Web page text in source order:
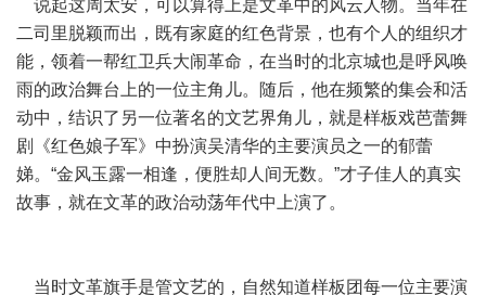
说起这周太安，可以算得上是文革中的风云人物。当年在
二司里脱颖而出，既有家庭的红色背景，也有个人的组织才
能，领着一帮红卫兵大闹革命，在当时的北京城也是呼风唤
雨的政治舞台上的一位主角儿。随后，他在频繁的集会和活
动中，结识了另一位著名的文艺界角儿，就是样板戏芭蕾舞
剧《红色娘子军》中扮演吴清华的主要演员之一的郁蕾
娣。“金风玉露一相逢，便胜却人间无数。”才子佳人的真实
故事，就在文革的政治动荡年代中上演了。
当时文革旗手是管文艺的，自然知道样板团每一位主要演